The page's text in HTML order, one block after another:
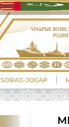
SORAG-JOGAP